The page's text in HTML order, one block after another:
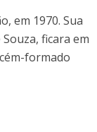
em 1970. Sua
ficara em
formado